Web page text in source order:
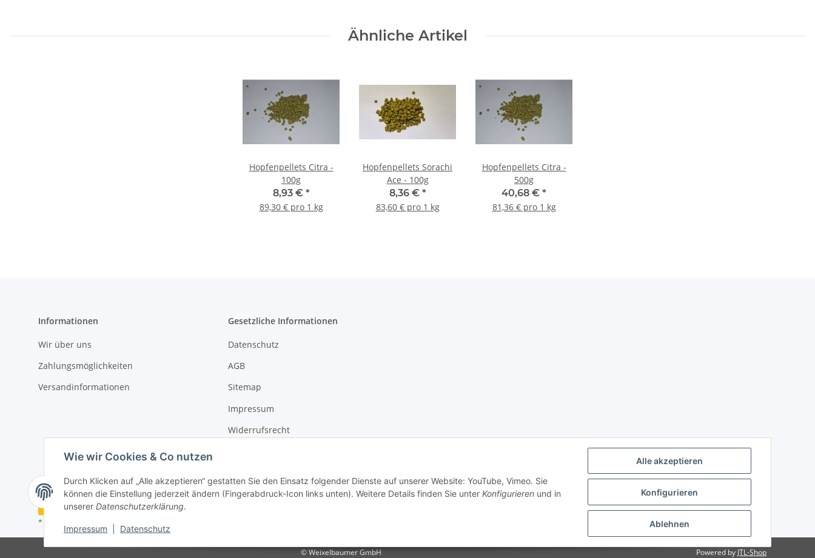
Alle akzeptieren
Konfigurieren
Ablehnen
Wie wir Cookies & Co nutzen
Durch Klicken auf „Alle akzeptieren“ gestatten Sie den Einsatz folgender Dienste auf unserer Website: YouTube, Vimeo. Sie
können die Einstellung jederzeit ändern (Fingerabdruck-Icon links unten). Weitere Details finden Sie unter Konfigurieren und in
unserer Datenschutzerklärung.
Impressum Datenschutz
Ähnliche Artikel
Hopfenpellets Citra -
100g
8,93 € *
89,30 € pro 1 kg
Hopfenpellets Sorachi
Ace - 100g
8,36 € *
83,60 € pro 1 kg
Hopfenpellets Citra -
500g
40,68 € *
81,36 € pro 1 kg
Informationen
Wir über uns
Zahlungsmöglichkeiten
Versandinformationen
Gesetzliche Informationen
Datenschutz
AGB
Sitemap
Impressum
Widerrufsrecht
Vertrag widerrufen
* Alle Preise inkl. gesetzlicher USt., zzgl.
© Weixelbaumer GmbH Powered by JTL-Shop